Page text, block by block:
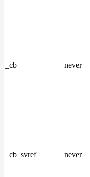
_cb never
_cb_svref never